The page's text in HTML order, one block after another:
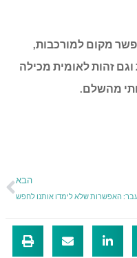
מקום למורכבות,
זהות לאומית מכילה
מהשלם.
הבא
האפשרות שלא לימדו אותנו לחפש